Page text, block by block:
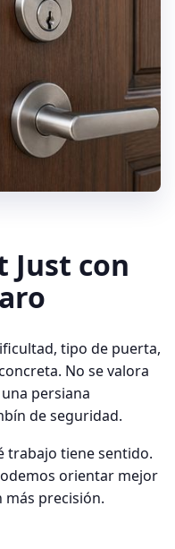
Just con
tipo de puerta,
No se valora
persiana
de seguridad.
trabajo tiene sentido.
orientar mejor
más precisión.